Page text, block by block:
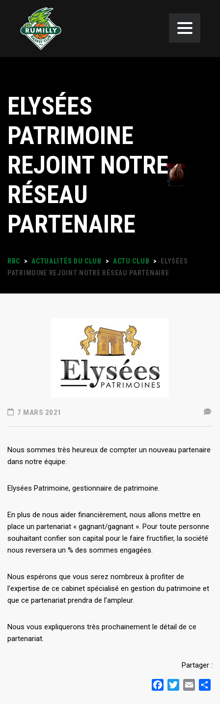
ELYSÉES
PATRIMOINE
REJOINT NOTRE
RÉSEAU
PARTENAIRE
RBC > ACTUALITÉS DU CLUB > ACTU CLUB >
ELYSÉES
PATRIMOINE REJOINT NOTRE RÉSEAU PARTENAIRE
7 MARS 2021
Nous sommes très heureux de compter un nouveau partenaire
dans notre équipe:
Elysées Patrimoine, gestionnaire de patrimoine.
En plus de nous aider financièrement, nous allons mettre en
place un partenariat « gagnant/gagnant ». Pour toute personne
souhaitant confier son capital pour le faire fructifier, la société
nous reversera un % des sommes engagées.
Nous espérons que vous serez nombreux à profiter de
l’expertise de ce cabinet spécialisé en gestion du patrimoine et
que ce partenariat prendra de l’ampleur.
Nous vous expliquerons très prochainement le détail de ce
partenariat.
Partager :
FacebookTwitterEmail